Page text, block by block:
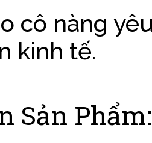
cô nàng
kinh tế.
Sản Phẩm: